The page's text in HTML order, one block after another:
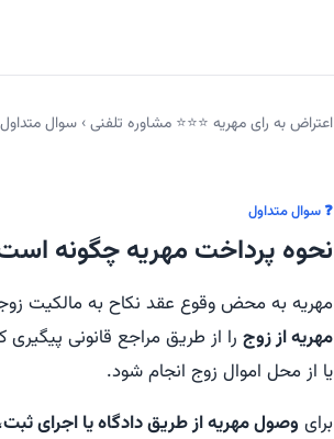
اعتراض به رای مهریه ⭐⭐⭐ مشاوره تلفنی› سوال متداول
❓ سوال متداول
نحوه پرداخت مهریه چگونه
مهریه به محض وقوع عقد نکاح به مالکیت
مهریه از زوج را از طریق مراجع قانونی
یا از محل اموال زوج انجام شود.
برای وصول مهریه از طریق دادگاه یا اجرای ثبت